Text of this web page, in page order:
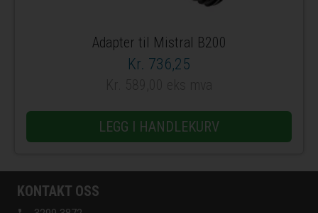
Adapter til Mistral B200
Kr. 736,25
LEGG I HANDLEKURV
KONTAKT OSS